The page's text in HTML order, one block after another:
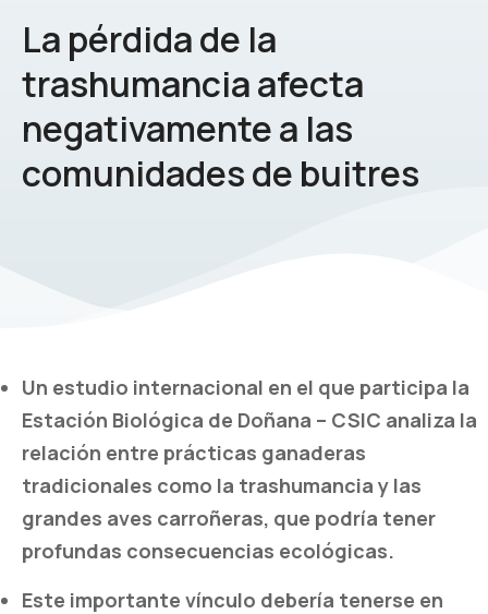
La pérdida de la
trashumancia afecta
negativamente a las
comunidades de buitres
Un estudio internacional en el que participa la
Estación Biológica de Doñana – CSIC analiza la
relación entre prácticas ganaderas
tradicionales como la trashumancia y las
grandes aves carroñeras, que podría tener
profundas consecuencias ecológicas.
Este importante vínculo debería tenerse en